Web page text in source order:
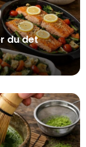
du det